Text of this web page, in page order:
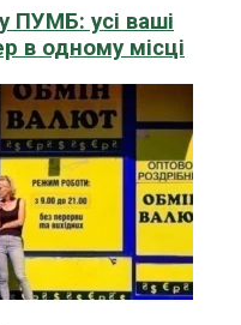
ПУМБ: усі ваші
в одному місці